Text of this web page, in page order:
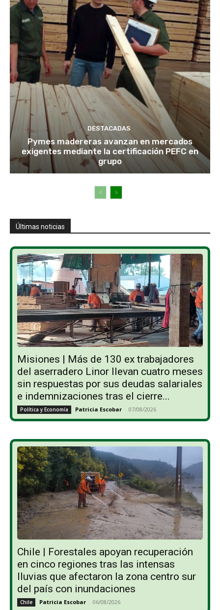
DESTACADAS
Pymes madereras avanzan en mercados
exigentes mediante la certificación PEFC en
grupo
Últimas noticias
Misiones | Más de 130 ex trabajadores
del aserradero Linor llevan cuatro meses
sin respuestas por sus deudas salariales
e indemnizaciones tras el cierre...
Política y Economía Patricia Escobar - 07/08/2026
Chile | Forestales apoyan recuperación
en cinco regiones tras las intensas
lluvias que afectaron la zona centro sur
del país con inundaciones
Chile Patricia Escobar - 06/08/2026